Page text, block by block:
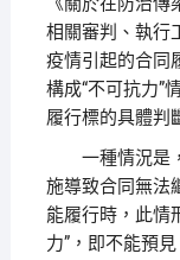
相關審判、執行
疫情引起的合同
構成“不可抗力”
履行標的具體判
一種情況是，
施導致合同無法
能履行時，此情
力”，即不能預